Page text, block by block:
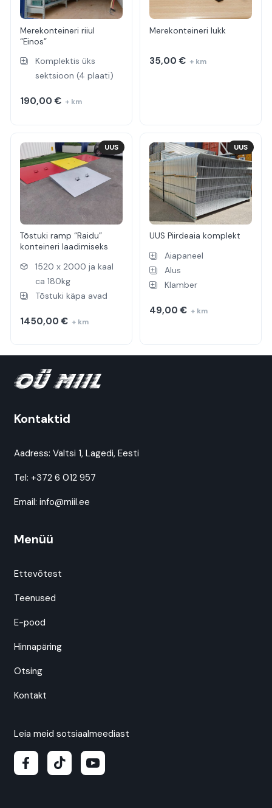
Merekonteineri riiul
“Einos”
Komplektis üks
sektsioon (4 plaati)
190,00€ + km
Merekonteineri lukk
35,00€ + km
Tõstuki ramp “Raidu”
konteineri laadimiseks
1520 x 2000 ja kaal
ca 180kg
Tõstuki käpa avad
1450,00€ + km
UUS
UUS Piirdeaia komplekt
Aiapaneel
Alus
Klamber
49,00€ + km
UUS
Kontaktid
Aadress: Valtsi 1, Lagedi, Eesti
Tel: +372 6 012 957
Email: info@miil.ee
Menüü
Ettevõtest
Teenused
E-pood
Hinnapäring
Otsing
Kontakt
Leia meid sotsiaalmeediast